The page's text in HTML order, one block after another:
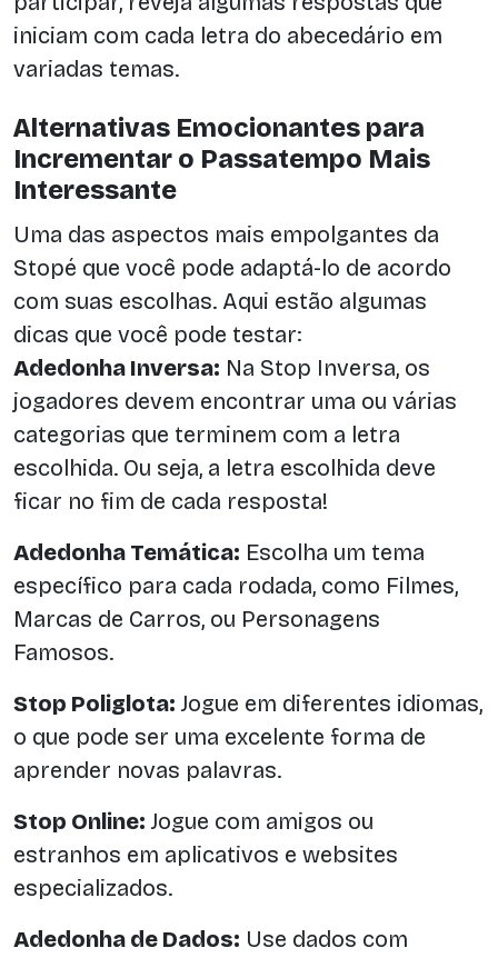
iniciam com cada letra do abecedário em
variadas temas.
Alternativas Emocionantes para
Incrementar o Passatempo Mais
Interessante
Uma das aspectos mais empolgantes da
Stopé que você pode adaptá-lo de acordo
com suas escolhas. Aqui estão algumas
dicas que você pode testar:
Adedonha Inversa: Na Stop Inversa, os
jogadores devem encontrar uma ou várias
categorias que terminem com a letra
escolhida. Ou seja, a letra escolhida deve
ficar no fim de cada resposta!
Adedonha Temática: Escolha um tema
específico para cada rodada, como Filmes,
Marcas de Carros, ou Personagens
Famosos.
Stop Poliglota: Jogue em diferentes idiomas,
o que pode ser uma excelente forma de
aprender novas palavras.
Stop Online: Jogue com amigos ou
estranhos em aplicativos e websites
especializados.
Adedonha de Dados: Use dados com